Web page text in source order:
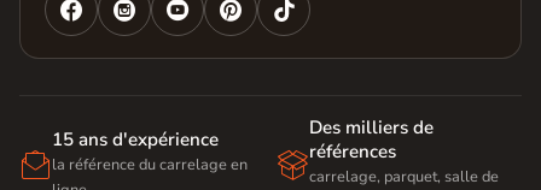
   

15 ans d'expérience
la référence du carrelage en

Des milliers de
références
carrelage, parquet, salle de